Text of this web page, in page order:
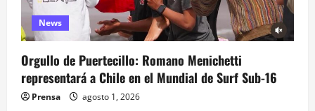
News
Orgullo de Puertecillo: Romano Menichetti
representará a Chile en el Mundial de Surf Sub-16
Prensa agosto 1, 2026